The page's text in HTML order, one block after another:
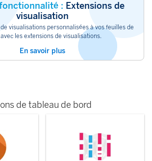
: Extensions de
visualisation
visualisations personnalisées à vos feuilles de
les extensions de visualisations.
En savoir plus
de tableau de bord